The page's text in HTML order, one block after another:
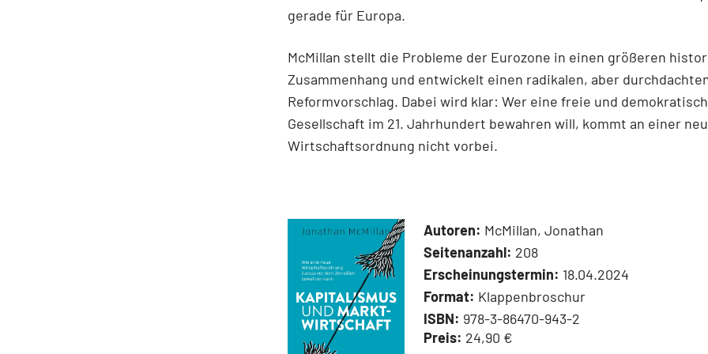
gerade für Europa.
McMillan stellt die Probleme der Eurozone in einen größeren
Zusammenhang und entwickelt einen radikalen, aber
Reformvorschlag. Dabei wird klar: Wer eine freie und
Gesellschaft im 21. Jahrhundert bewahren will, kommt an einer
Wirtschaftsordnung nicht vorbei.
Autoren: McMillan, Jonathan
Seitenanzahl: 208
Erscheinungstermin: 18.04.2024
Format: Klappenbroschur
ISBN: 978-3-86470-943-2
Preis: 24,90 €